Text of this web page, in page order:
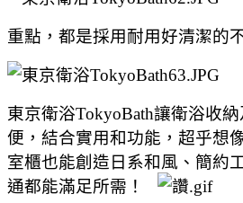
重點，都是採用耐用好清潔的
東京衛浴TokyoBath讓衛浴收
便， 結合實用和功能，超乎想
室櫃也能創造日系和風、簡約
通都能滿足所需！